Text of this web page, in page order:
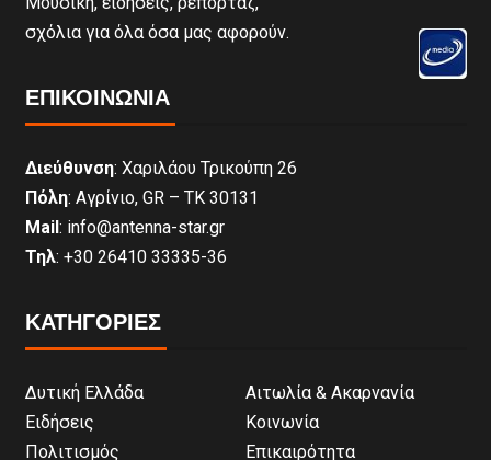
σχόλια για όλα όσα μας αφορούν.
ΕΠΙΚΟΙΝΩΝΊΑ
Διεύθυνση: Χαριλάου Τρικούπη 26
Πόλη: Αγρίνιο, GR – ΤΚ 30131
Mail: info@antenna-star.gr
Τηλ: +30 26410 33335-36
ΚΑΤΗΓΟΡΙΕΣ
Δυτική Ελλάδα
Αιτωλία & Ακαρνανία
Ειδήσεις
Κοινωνία
Πολιτισμός
Επικαιρότητα